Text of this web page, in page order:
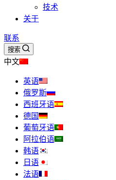
技术
关于
联系
搜索
中文
英语
俄罗斯
西班牙语
德国
葡萄牙语
阿拉伯语
韩语
日语
法语